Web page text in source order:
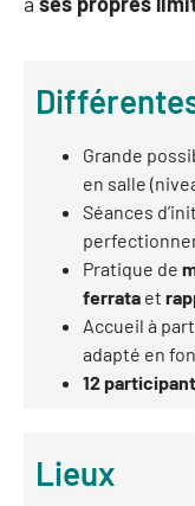
Grande
en salle
Séances
Pratique de
ferrata et
Accueil à
adapté en
12
Lieux